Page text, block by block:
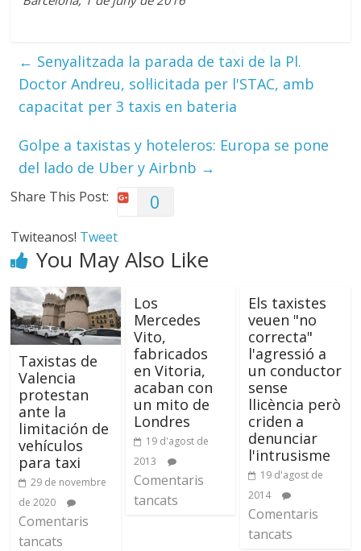
← Senyalitzada la parada de taxi de la Pl.
Doctor Andreu, sol·licitada per l'STAC, amb
capacitat per 3 taxis en bateria
Golpe a taxistas y hoteleros: Europa se pone
del lado de Uber y Airbnb →
Share This Post: 0
Twiteanos! Tweet
You May Also Like
Taxistas de
Valencia
protestan
ante la
limitación de
vehículos
para taxi
29 de novembre
de 2020
Comentaris
tancats
Los
Mercedes
Vito,
fabricados
en Vitoria,
acaban con
un mito de
Londres
19 d'agost de
2013
Comentaris
tancats
Els taxistes
veuen "no
correcta"
l'agressió a
un conductor
sense
llicència però
criden a
denunciar
l'intrusisme
19 d'agost de
2014
Comentaris
tancats